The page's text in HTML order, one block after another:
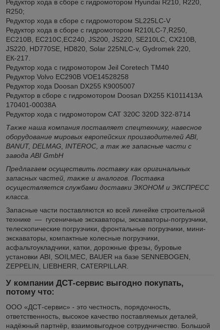
Редуктор хода в сборе с гидромотором Hyundai R210, R220,
R250;
Редуктор хода в сборе с гидромотором SL225LC-V
Редуктор хода в сборе с гидромотором R210LC-7,R250,
EC210B, EC210С,EC240, JS200, JS220, SE210LC, CX210B,
JS220, HD770SE, HD820, Solar 225NLC-v, Gydromek 220,
ЕК-217.
Редуктор хода с гидромотором Jeil Coretech ТМ40
Редуктор Volvo EC290B VOE14528258
Редуктор хода Doosan DX255 K9005007
Редуктор в сборе c гидромотором Doosan DX255 K1011413A
170401-00038A
Редуктор хода с гидромотором CAT 320C 320D 322-8714
Также наша компания поставляет спецтехнику, навесное
оборудование мировых европейских производителей ABI,
BANUT, DELMAG, INTEROC, а так же запасные части с
завода ABI GmbH
Предлагаем осуществить поставку как оригинальных
запасных частей, также и аналогов. Поставка
осуществляется службами доставки ЭКОНОМ и ЭКСПРЕСС
класса.
Запасные части поставляются ко всей линейке строительной
технике — гусеничные экскаваторы, экскаваторы-погрузчики,
телескопические погрузчики, фронтальные погрузчики, мини-
экскаваторы, компактные колесные погрузчики,
асфальтоукладчики, катки, дорожные фрезы, буровые
установки ABI, SOILMEC, BAUER на базе SENNEBOGEN,
ZEPPELIN, LIEBHERR, CATERPILLAR.
У компании ДСТ-сервис выгодно покупать,
потому что:
ООО «ДСТ-сервис» - это честность, порядочность,
ответственность, высокое качество поставляемых деталей,
надёжный партнёр, взаимовыгодное сотрудничество. Большой